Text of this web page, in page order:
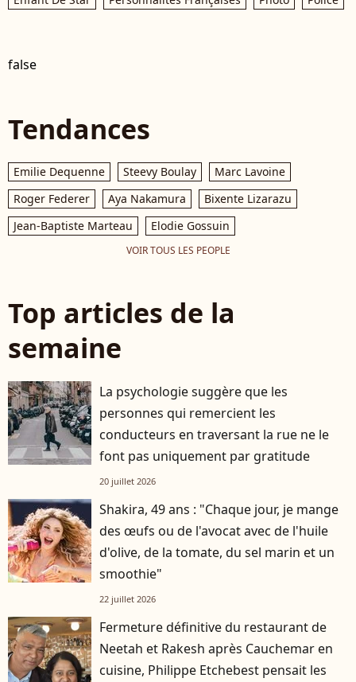
false
Tendances
Emilie Dequenne Steevy Boulay
Marc Lavoine
Roger Federer
Aya Nakamura
Bixente Lizarazu
Jean-Baptiste Marteau
Elodie Gossuin
VOIR TOUS LES PEOPLE
Top articles de la
semaine
La psychologie suggère que les
personnes qui remercient les
conducteurs en traversant la rue ne le
font pas uniquement par gratitude
20 juillet 2026
Shakira, 49 ans : "Chaque jour, je mange
des œufs ou de l'avocat avec de l'huile
d'olive, de la tomate, du sel marin et un
smoothie"
22 juillet 2026
Fermeture définitive du restaurant de
Neetah et Rakesh après Cauchemar en
cuisine, Philippe Etchebest pensait les